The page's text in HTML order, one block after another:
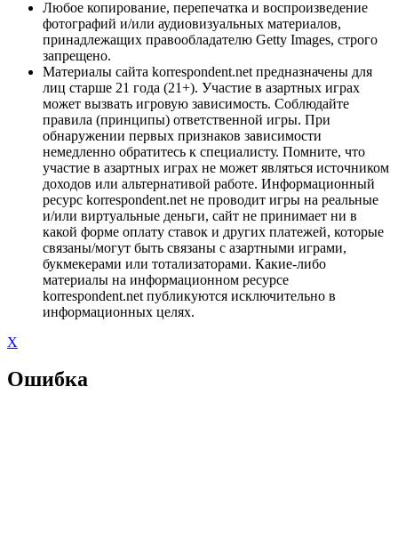
Любое копирование, перепечатка и воспроизведение
фотографий и/или аудиовизуальных материалов,
принадлежащих правообладателю Getty Images, строго
запрещено.
Материалы сайта korrespondent.net предназначены для
лиц старше 21 года (21+). Участие в азартных играх
может вызвать игровую зависимость. Соблюдайте
правила (принципы) ответственной игры. При
обнаружении первых признаков зависимости
немедленно обратитесь к специалисту. Помните, что
участие в азартных играх не может являться источником
доходов или альтернативой работе. Информационный
ресурс korrespondent.net не проводит игры на реальные
и/или виртуальные деньги, сайт не принимает ни в
какой форме оплату ставок и других платежей, которые
связаны/могут быть связаны с азартными играми,
букмекерами или тотализаторами. Какие-либо
материалы на информационном ресурсе
korrespondent.net публикуются исключительно в
информационных целях.
X
Ошибка